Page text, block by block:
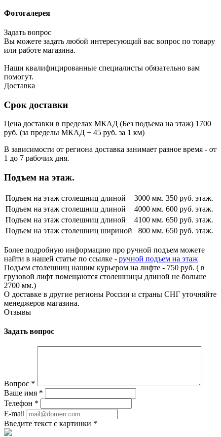
Фотогалерея
Задать вопрос
Вы можете задать любой интересующий вас вопрос по товару
или работе магазина.
Наши квалифицированные специалисты обязательно вам
помогут.
Доставка
Срок доставки
Цена доставки в пределах МКАД (Без подъема на этаж) 1700
руб. (за пределы МКАД + 45 руб. за 1 км)
В зависимости от региона доставка занимает разное время - от
1 до 7 рабочих дня.
Подъем на этаж.
Подъем на этаж столешниц длиной 3000 мм. 350 руб. этаж.
Подъем на этаж столешниц длиной
4000 мм. 600 руб. этаж.
Подъем на этаж столешниц длиной
4100 мм. 650 руб. этаж.
Подъем на этаж столешниц шириной
800 мм. 650 руб. этаж.
Более подробную информацию про ручной подъем можете
найти в нашей статье по ссылке - ручной подъем на этаж
Подъем столешниц нашим курьером на лифте - 750 руб. ( в
грузовой лифт помещаются столешницы длиной не больше
2700 мм.)
О доставке в другие регионы России и страны СНГ уточняйте
менеджеров магазина.
Отзывы
Задать вопрос
Вопрос *
Ваше имя *
Телефон *
E-mail
Введите текст с картинки *